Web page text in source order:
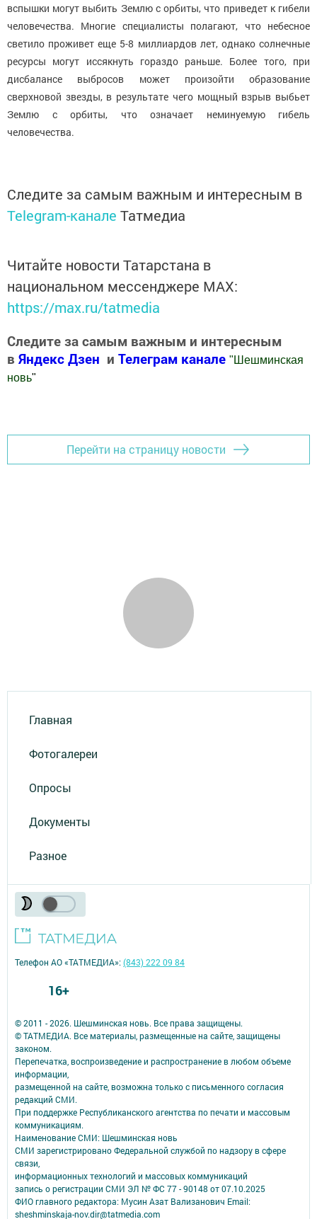
вспышки могут выбить Землю с орбиты, что приведет к гибели
человечества. Многие специалисты полагают, что небесное
светило проживет еще 5-8 миллиардов лет, однако солнечные
ресурсы могут иссякнуть гораздо раньше. Более того, при
дисбалансе выбросов может произойти образование
сверхновой звезды, в результате чего мощный взрыв выбьет
Землю с орбиты, что означает неминуемую гибель
человечества.
Следите за самым важным и интересным в
Telegram-канале Татмедиа
Читайте новости Татарстана в
национальном мессенджере MАХ:
https://max.ru/tatmedia
Следите за самым важным и интересным
в Яндекс Дзен и Телеграм канале " Шешминская
новь"
Перейти на страницу новости
Главная
Фотогалереи
Опросы
Документы
Разное
© 2011 - 2026. Шешминская новь. Все права защищены.
© ТАТМЕДИА. Все материалы, размещенные на сайте, защищены
законом.
Перепечатка, воспроизведение и распространение в любом объеме
информации,
размещенной на сайте, возможна только с письменного согласия
редакций СМИ.
При поддержке Республиканского агентства по печати и массовым
коммуникациям.
Наименование СМИ: Шешминская новь
СМИ зарегистрировано Федеральной службой по надзору в сфере
связи,
информационных технологий и массовых коммуникаций
запись о регистрации СМИ ЭЛ № ФС 77 - 90148 от 07.10.2025
ФИО главного редактора: Мусин Азат Вализанович Email:
sheshminskaja-nov.dir@tatmedia.com
Телефон АО «ТАТМЕДИА»:(843) 222 09 84
16+